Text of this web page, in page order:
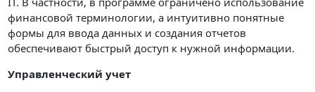
финансовой терминологии, а интуитивно понятные
формы для ввода данных и создания отчетов
обеспечивают быстрый доступ к нужной информации.
Управленческий учет